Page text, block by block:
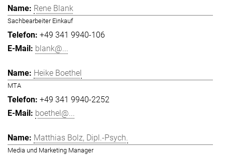
Rene Blank
Sachbearbeiter Einkauf
+49 341 9940-106
blank@...
Heike Boethel
MTA
+49 341 9940-2252
boethel@...
Matthias Bolz, Dipl.-Psych.
Media und Marketing Manager